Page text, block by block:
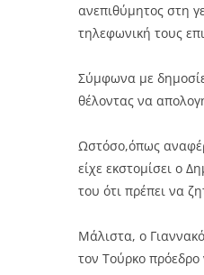
ανεπιθύμητος στη
τηλεφωνική τους
Σύμφωνα με
θέλοντας να
Ωστόσο,όπως
είχε εκστομίσει ο
του ότι πρέπει να
Μάλιστα, ο
τον Τούρκο